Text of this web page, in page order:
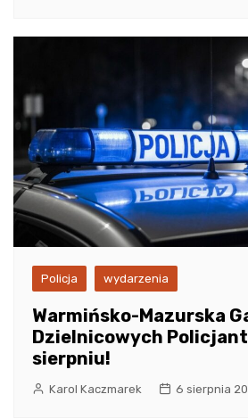
Policja wydarzenia
Warmińsko-Mazurska
Dzielnicowych
sierpniu!
Karol Kaczmarek 6 sierpnia